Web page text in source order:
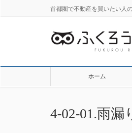
首都圏で不動産を買いたい人
ホーム
4-02-01.雨